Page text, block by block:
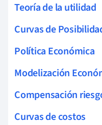
Teoría de la utilidad
Curvas de
Política Económica
Modelización
Compensación
Curvas de costos